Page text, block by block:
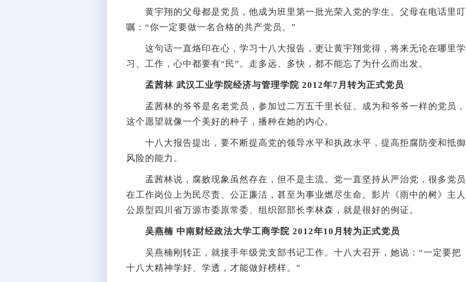
黄宇翔的父母都是党员，他成为班里第一批光荣入党的学生。父母在电话里叮
嘱：“你一定要做一名合格的共产党员。”
这句话一直烙印在心，学习十八大报告，更让黄宇翔觉得，将来无论在哪里学
习、工作，心中都要有“民”。走多远、多快，都不能忘了为什么而出发。
孟茜林 武汉工业学院经济与管理学院 2012年7月转为正式党员
孟茜林的爷爷是名老党员，参加过二万五千里长征。成为和爷爷一样的党员，
这个愿望就像一个美好的种子，播种在她的内心。
十八大报告提出，要不断提高党的领导水平和执政水平，提高拒腐防变和抵御
风险的能力。
孟茜林说，腐败现象虽然存在，但不是主流。党一直坚持从严治党，很多党员
在工作岗位上为民尽责、公正廉洁，甚至为事业燃尽生命。影片《雨中的树》主人
公原型四川省万源市委原常委、组织部部长李林森，就是很好的例证。
吴燕楠 中南财经政法大学工商学院 2012年10月转为正式党员
吴燕楠刚转正，就接手年级党支部书记工作。十八大召开，她说：“一定要把
十八大精神学好、学透，才能做好榜样。”